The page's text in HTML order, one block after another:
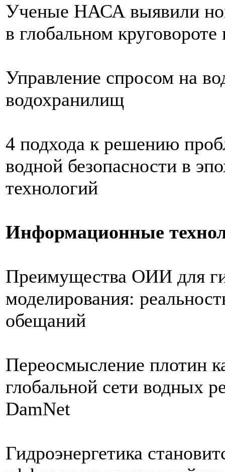
Ученые НАСА выявили
в глобальном
Управление спросом на
водохранилищ
4 подхода к решению
водной безопасности в
технологий
Информационные
Преимущества ОИИ для
моделирования:
обещаний
Переосмысление плотин
глобальной сети водных
DamNet
Гидроэнергетика